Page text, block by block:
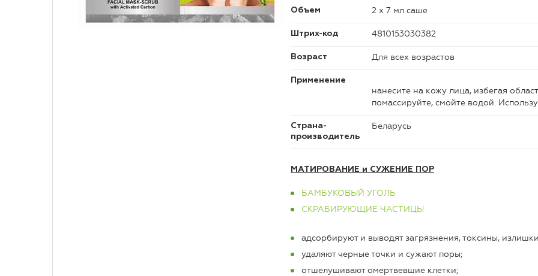
Объем 2 х 7 мл саше
Штрих-код 4810153030382
Возраст Для всех возрастов
Применение
нанесите на кожу лица, избегая
помассируйте, смойте водой.
Страна-
производитель
Беларусь
МАТИРОВАНИЕ и СУЖЕНИЕ ПОР
БАМБУКОВЫЙ УГОЛЬ
СКРАБИРУЮЩИЕ ЧАСТИЦЫ
адсорбируют и выводят загрязнения, токсины,
удаляют черные точки и сужают поры;
отшелушивают омертвевшие клетки;